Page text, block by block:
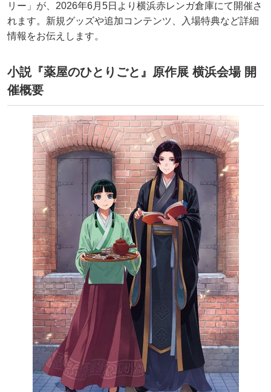
リー」が、2026年6月5日より横浜赤レンガ倉庫にて開催さ
れます。新規グッズや追加コンテンツ、入場特典など詳細
情報をお伝えします。
小説『薬屋のひとりごと』原作展 横浜会場 開
催概要